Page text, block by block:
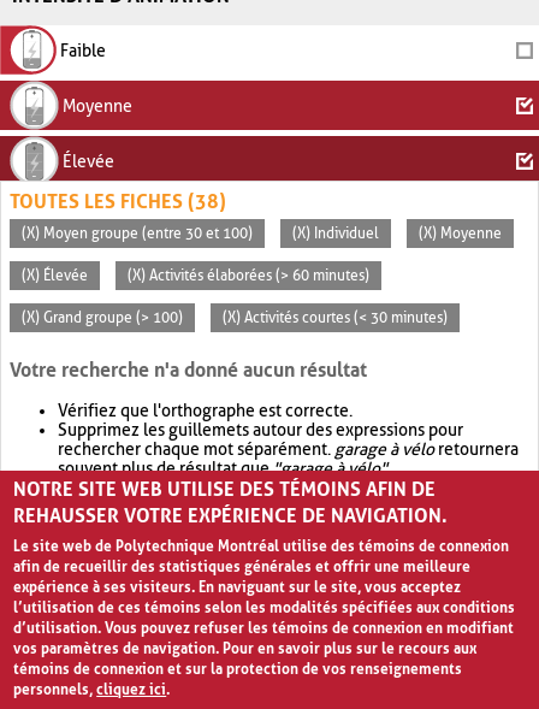
Faible
Moyenne
Élevée
TOUTES LES FICHES (38)
(X) Moyen groupe (entre 30 et 100) (X) Individuel (X) Moyenne
(X) Élevée (X) Activités élaborées (> 60 minutes)
(X) Grand groupe (> 100) (X) Activités courtes (< 30 minutes)
Votre recherche n'a donné aucun résultat
Vérifiez que l'orthographe est correcte.
Supprimez les guillemets autour des expressions pour
rechercher chaque mot séparément. garage à véloretournera
souvent plus de résultat que"garage à vélo".
Envisagez d'élargir votre recherche avec OR.garage OR vélo
retournera souvent plus de résultat quegarage à vélo
NOTRE SITE WEB UTILISE DES TÉMOINS AFIN DE
REHAUSSER VOTRE EXPÉRIENCE DE NAVIGATION.
Le site web de Polytechnique Montréal utilise des témoins de connexion
afin de recueillir des statistiques générales et offrir une meilleure
expérience à ses visiteurs. En naviguant sur le site, vous acceptez
l’utilisation de ces témoins selon les modalités spécifiées aux conditions
d’utilisation. Vous pouvez refuser les témoins de connexion en modifiant
vos paramètres de navigation. Pour en savoir plus sur le recours aux
témoins de connexion et sur la protection de vos renseignements
personnels,cliquez ici.